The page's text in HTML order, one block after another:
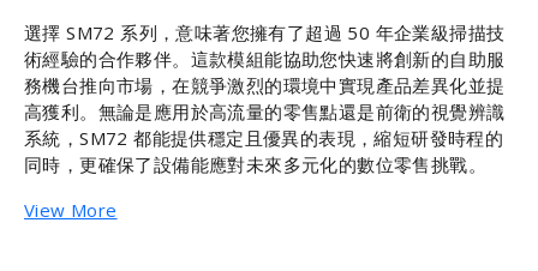
選擇 SM72 系列，意味著您擁有了超過 50 年企業級掃描技
術經驗的合作夥伴。這款模組能協助您快速將創新的自助服
務機台推向市場，在競爭激烈的環境中實現產品差異化並提
高獲利。無論是應用於高流量的零售點還是前衛的視覺辨識
系統，SM72 都能提供穩定且優異的表現，縮短研發時程的
同時，更確保了設備能應對未來多元化的數位零售挑戰。
View More